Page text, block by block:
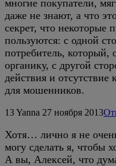
многие покупатели,
даже не знают, а что
секрет, что некоторые
пользуются: с одной
потребитель, который,
органику, с другой
действия и
для мошенников.
13Yanna 27 ноября 2013
Хотя… лично я не
могу сделать я, чтобы
А вы, Алексей, что